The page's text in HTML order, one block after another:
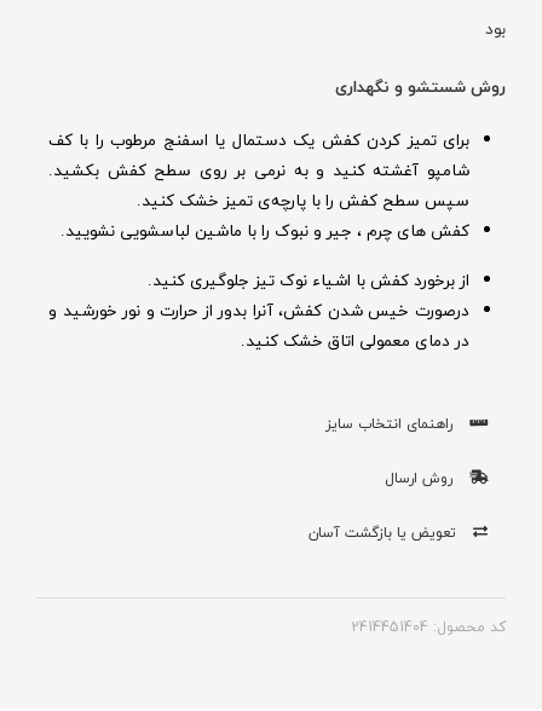
بود
روش شستشو و نگهداری
برای تمیز کردن کفش یک دستمال یا اسفنج مرطوب را با کف
شامپو آغشته کنید و به نرمی بر روی سطح کفش بکشید.
سپس سطح کفش را با پارچه‌ی تمیز خشک کنید.
کفش های چرم ، جیر و نبوک را با ماشین لباسشویی نشویید.
از برخورد کفش با اشیاء نوک تیز جلوگیری کنید.
درصورت خیس شدن کفش‌، آنرا بدور از حرارت و نور خورشید و
در دمای معمولی اتاق خشک کنید.
راهنمای انتخاب سایز
روش ارسال
تعویض یا بازگشت آسان
کد محصول: 2414451404